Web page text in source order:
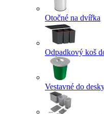
Otočné na dvířka
Odpadkový koš
Vestavné do